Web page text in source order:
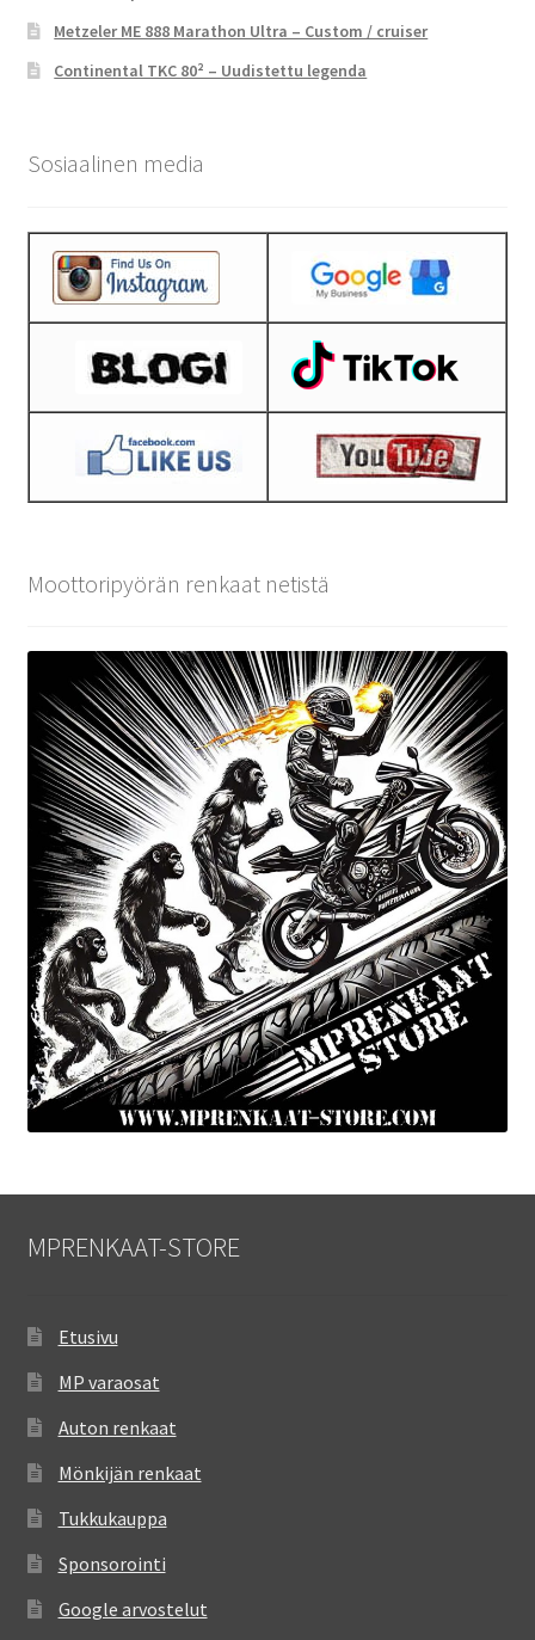
Metzeler ME 888 Marathon Ultra – Custom / cruiser
Continental TKC 80² – Uudistettu legenda
Sosiaalinen media
Moottoripyörän renkaat netistä
MPRENKAAT-STORE
Etusivu
MP varaosat
Auton renkaat
Mönkijän renkaat
Tukkukauppa
Sponsorointi
Google arvostelut